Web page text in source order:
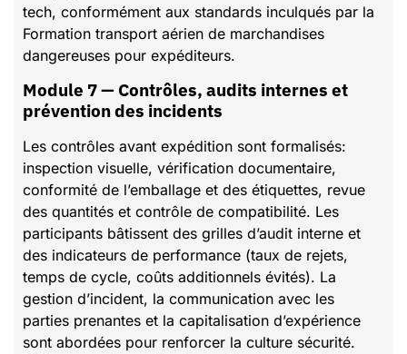
tech, conformément aux standards inculqués par la
Formation transport aérien de marchandises
dangereuses pour expéditeurs.
Module 7 — Contrôles, audits internes et
prévention des incidents
Les contrôles avant expédition sont formalisés:
inspection visuelle, vérification documentaire,
conformité de l’emballage et des étiquettes, revue
des quantités et contrôle de compatibilité. Les
participants bâtissent des grilles d’audit interne et
des indicateurs de performance (taux de rejets,
temps de cycle, coûts additionnels évités). La
gestion d’incident, la communication avec les
parties prenantes et la capitalisation d’expérience
sont abordées pour renforcer la culture sécurité.